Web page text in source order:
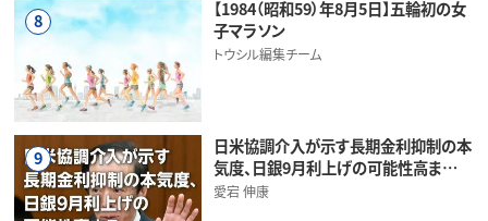
8
【1984（昭和59）年8月5日】五輪初の女
子マラソン
トウシル編集チーム
9
日米協調介入が示す長期金利抑制の本
気度、日銀9月利上げの可能性高ま…
愛宕 伸康